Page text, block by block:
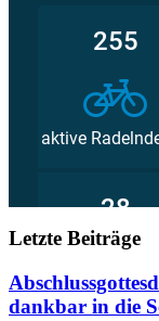
Letzte Beiträge
dankbar in die